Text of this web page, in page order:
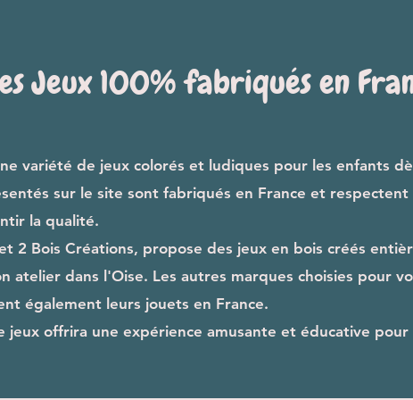
Jeux 100% fabriqués en
variété de jeux colorés et ludiques pour les enfants
sur le site sont fabriqués en France et respectent
la qualité.
2 Bois Créations, propose des jeux en bois créés
atelier dans l'Oise. Les autres marques choisies pour
également leurs jouets en France.
jeux offrira une expérience amusante et éducative